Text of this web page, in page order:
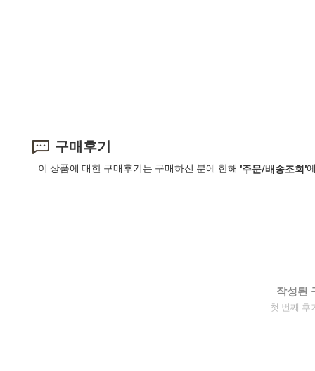
구매후기
이 상품에 대한 구매후기는 구매하신 분에 한해 '주문/배송조회'
작성된
첫 번째 후